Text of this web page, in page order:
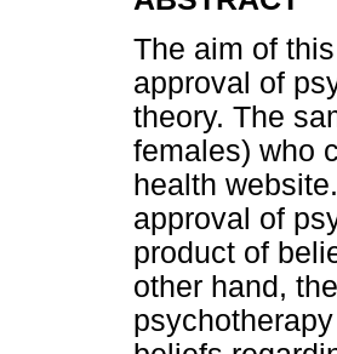
The aim of
approval of
theory. The
females) who
health
approval of
product of
other hand,